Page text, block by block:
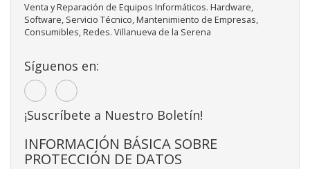
Venta y Reparación de Equipos Informáticos. Hardware,
Software, Servicio Técnico, Mantenimiento de Empresas,
Consumibles, Redes. Villanueva de la Serena
Síguenos en:
¡Suscríbete a Nuestro Boletín!
INFORMACIÓN BÁSICA SOBRE
PROTECCIÓN DE DATOS